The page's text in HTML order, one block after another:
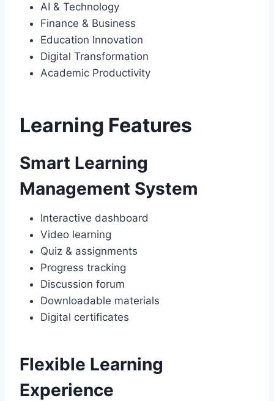
AI & Technology
Finance & Business
Education Innovation
Digital Transformation
Academic Productivity
Learning Features
Smart Learning
Management System
Interactive dashboard
Video learning
Quiz & assignments
Progress tracking
Discussion forum
Downloadable materials
Digital certificates
Flexible Learning
Experience